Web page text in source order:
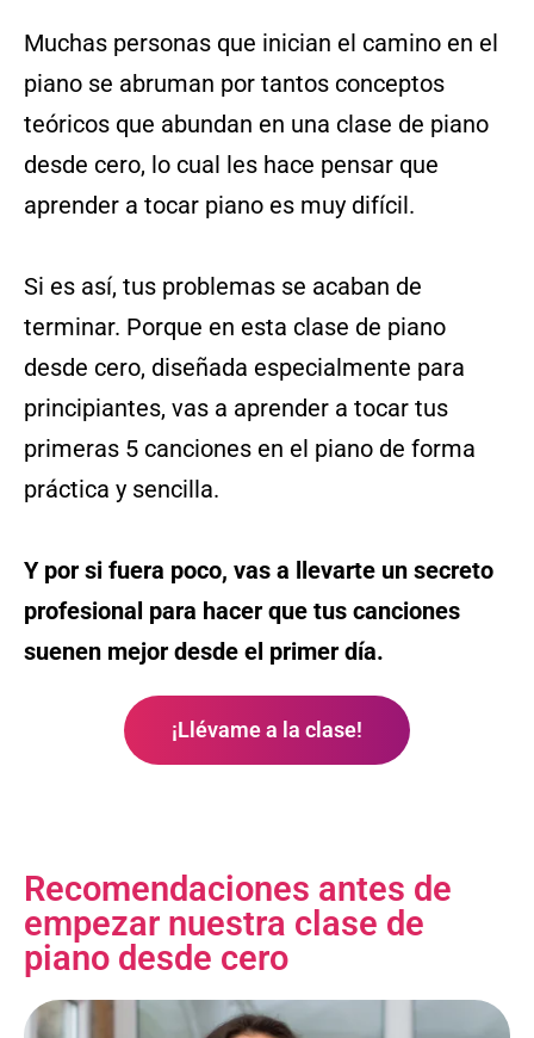
Muchas personas que inician el camino en el
piano se abruman por tantos conceptos
teóricos que abundan en una clase de piano
desde cero, lo cual les hace pensar que
aprender a tocar piano es muy difícil.
Si es así, tus problemas se acaban de
terminar. Porque en esta clase de piano
desde cero, diseñada especialmente para
principiantes, vas a aprender a tocar tus
primeras 5 canciones en el piano de forma
práctica y sencilla.
Y por si fuera poco, vas a llevarte un secreto
profesional para hacer que tus canciones
suenen mejor desde el primer día.
¡Llévame a la clase!
Recomendaciones antes de
empezar nuestra clase de
piano desde cero